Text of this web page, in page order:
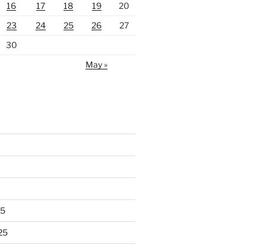
16 17 18 19
20
23 24 25 26
27
30
May »